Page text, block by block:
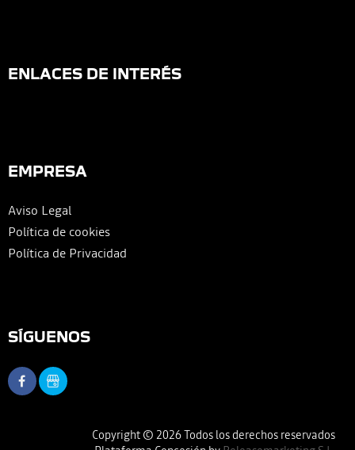
ENLACES DE INTERÉS
EMPRESA
Aviso Legal
Política de cookies
Política de Privacidad
SÍGUENOS
Copyright © 2026 Todos los derechos reservados